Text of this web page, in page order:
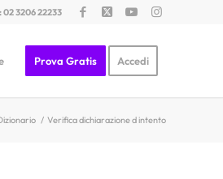
3206 22233
Prova Gratis Accedi
/ Verifica dichiarazione d intento